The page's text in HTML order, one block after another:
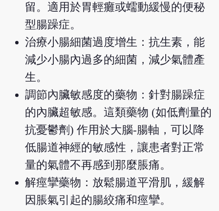
留。適用於胃輕癱或蠕動緩慢的便秘
型腸躁症。
治療小腸細菌過度增生：抗生素，能
減少小腸內過多的細菌，減少氣體產
生。
調節內臟敏感度的藥物：針對腸躁症
的內臟超敏感。這類藥物 (如低劑量的
抗憂鬱劑) 作用於大腦-腸軸，可以降
低腸道神經的敏感性，讓患者對正常
量的氣體不再感到那麼脹痛。
解痙攣藥物：放鬆腸道平滑肌，緩解
因脹氣引起的腸絞痛和痙攣。